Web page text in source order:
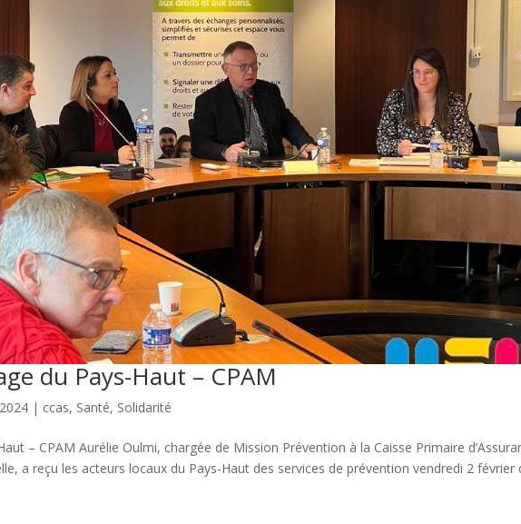
du Pays-Haut – CPAM
| ccas, Santé, Solidarité
– CPAM Aurélie Oulmi, chargée de Mission Prévention à la Caisse Primaire
a reçu les acteurs locaux du Pays-Haut des services de prévention vendredi 2 février